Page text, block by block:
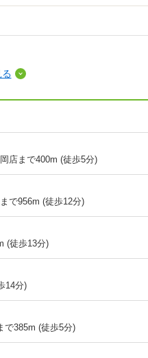
条３
る
店まで400m (徒歩5分)
で956m (徒歩12分)
(徒歩13分)
14分)
で385m (徒歩5分)